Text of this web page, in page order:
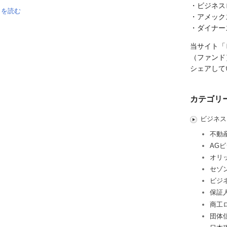
読む
・ビジネ
・アメッ
・ダイナ
当サイト
（ファン
シェアし
カテゴリ
ビジネ
不動
AG
オリ
セゾ
ビジ
保証
商工
団体